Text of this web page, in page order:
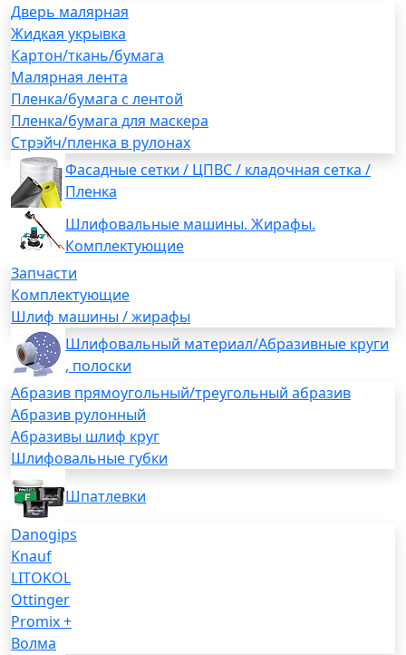
Дверь малярная
Жидкая укрывка
Картон/ткань/бумага
Малярная лента
Пленка/бумага с лентой
Пленка/бумага для маскера
Стрэйч/пленка в рулонах
Фасадные сетки / ЦПВС / кладочная сетка /
Пленка
Шлифовальные машины. Жирафы.
Комплектующие
Запчасти
Комплектующие
Шлиф машины / жирафы
Шлифовальный материал/Абразивные круги
, полоски
Абразив прямоугольный/треугольный абразив
Абразив рулонный
Абразивы шлиф круг
Шлифовальные губки
Шпатлевки
Danogips
Knauf
LITOKOL
Ottinger
Promix +
Волма